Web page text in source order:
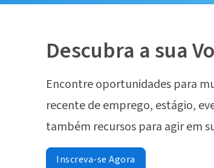
Descubra a sua
Encontre oportunidades para
recente de emprego, estágio,
também recursos para agir em
Inscreva-se Agora